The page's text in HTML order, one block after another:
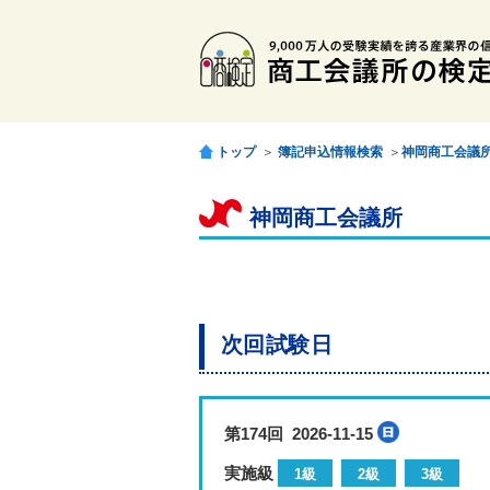
トップ ＞ 簿記申込情報検索 ＞ 神岡商工会議
神岡商工会議所
次回試験日
第174回 2026-11-15
実施級 1級 2級 3級